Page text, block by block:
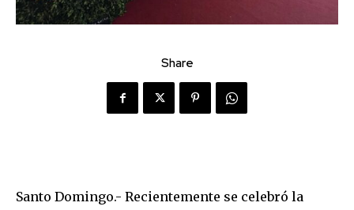
Share
Santo Domingo.- Recientemente se celebró la